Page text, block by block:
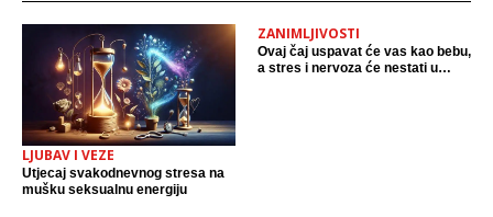
LJUBAV I VEZE
Utjecaj svakodnevnog stresa na
mušku seksualnu energiju
ZANIMLJIVOSTI
Ovaj čaj uspavat će vas kao bebu,
a stres i nervoza će nestati u